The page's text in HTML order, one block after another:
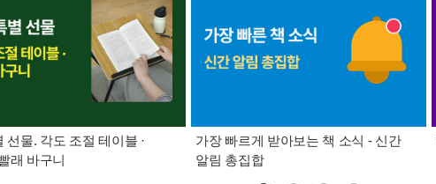
선물. 각도 조절 테이블 ·
래 바구니
가장 빠르게 받아보는 책 소식 - 신간
알림 총집합